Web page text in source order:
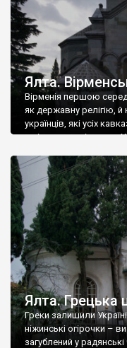
Ялта.
Вірменія першою
як державну релігію, й
українців, які усіх
є відданими вірянами
Ялта. Грецька
Греки залишили
ніжинські огірочки –
загублений у